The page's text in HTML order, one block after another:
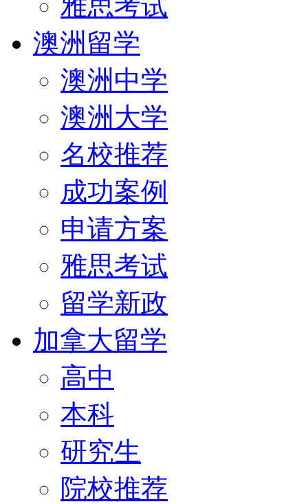
澳洲留学
澳洲中学
澳洲大学
名校推荐
成功案例
申请方案
雅思考试
留学新政
加拿大留学
高中
本科
研究生
院校推荐